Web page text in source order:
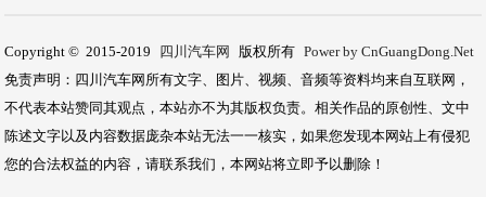
Copyright © 2015-2019 四川汽车网 版权所有 Power by CnGuangDong.Net
免责声明：四川汽车网所有文字、图片、视频、音频等资料均来自互联网，
不代表本站赞同其观点，本站亦不为其版权负责。相关作品的原创性、文中
陈述文字以及内容数据庞杂本站无法一一核实，如果您发现本网站上有侵犯
您的合法权益的内容，请联系我们，本网站将立即予以删除！